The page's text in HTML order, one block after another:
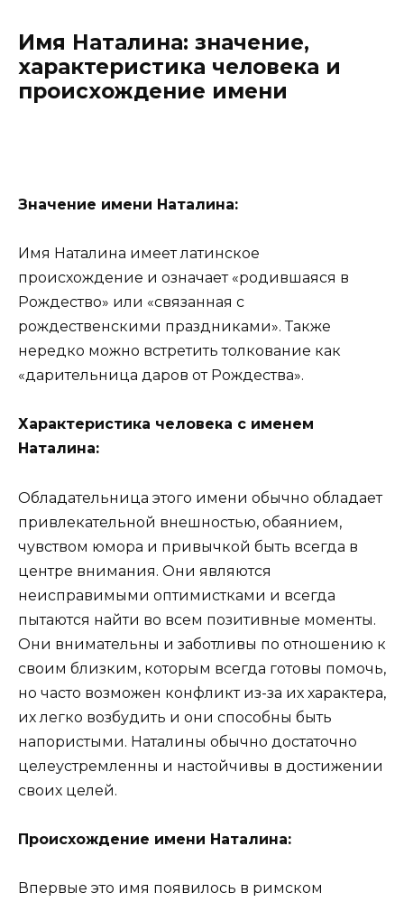
Имя Наталина: значение,
характеристика человека и
происхождение имени
Значение имени Наталина:
Имя Наталина имеет латинское
происхождение и означает «родившаяся в
Рождество» или «связанная с
рождественскими праздниками». Также
нередко можно встретить толкование как
«дарительница даров от Рождества».
Характеристика человека с именем
Наталина:
Обладательница этого имени обычно обладает
привлекательной внешностью, обаянием,
чувством юмора и привычкой быть всегда в
центре внимания. Они являются
неисправимыми оптимистками и всегда
пытаются найти во всем позитивные моменты.
Они внимательны и заботливы по отношению к
своим близким, которым всегда готовы помочь,
но часто возможен конфликт из-за их характера,
их легко возбудить и они способны быть
напористыми. Наталины обычно достаточно
целеустремленны и настойчивы в достижении
своих целей.
Происхождение имени Наталина:
Впервые это имя появилось в римском